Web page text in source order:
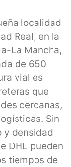
localidad
Real, en la
La Mancha,
de 650
vial es
que
cercanas,
Sin
y densidad
DHL pueden
tiempos de